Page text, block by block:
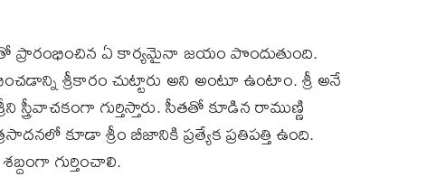
ప్రారంభించిన ఏ కార్యమైనా జయం పొందుతుంది.
శ్రీకారం చుట్టారు అని అంటూ ఉంటాం. శ్రీ అనే
గుర్తిస్తారు. సీతతో కూడిన రాముణ్ణి
కూడా శ్రీం బీజానికి ప్రత్యేక ప్రతిపత్తి ఉంది.
గుర్తించాలి.